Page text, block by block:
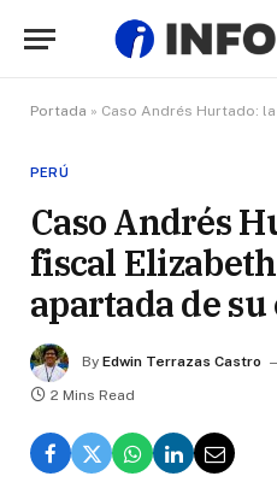
Portada » Caso Andrés Hurtado: la fiscal
PERÚ
Caso Andrés
fiscal
apartada de su
By Edwin Terrazas Castro
2 Mins Read